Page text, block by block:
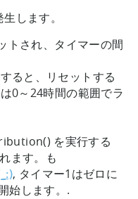
します。
トされ、タイマーの間
ると、リセットする
0～24時間の範囲でラ
を実行する
ます。も
, タイマー1はゼロに
始します。.